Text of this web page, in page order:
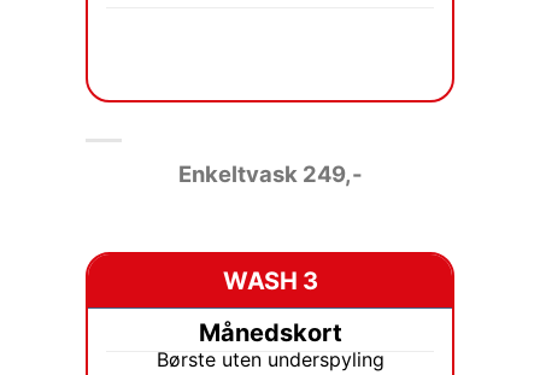
Enkeltvask 249,-
WASH 3
Månedskort
Børste uten underspyling